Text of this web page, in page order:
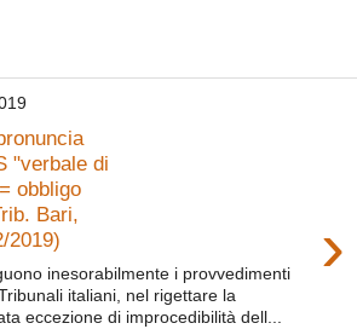
"verbale di
obbligo
Bari,
2019)
›
inesorabilmente i provvedimenti
italiani, nel rigettare la
eccezione di improcedibilità dell...